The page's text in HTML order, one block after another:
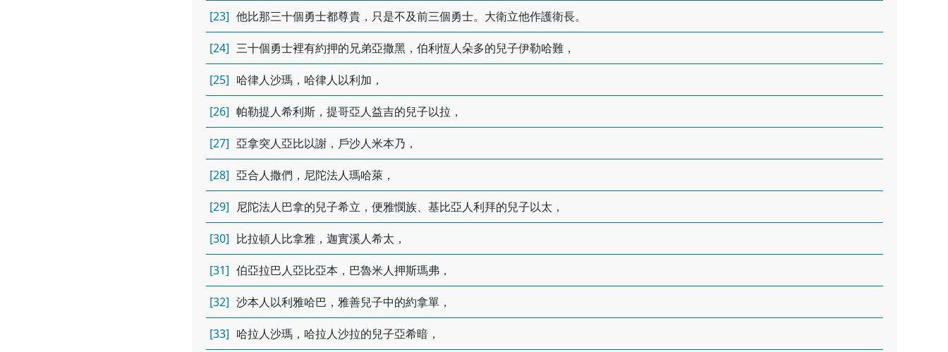
[23] 他比那三十個勇士都尊貴，只是不及前三個勇士。大衛立他作護衛長。
[24] 三十個勇士裡有約押的兄弟亞撒黑，伯利恆人朵多的兒子伊勒哈難，
[25] 哈律人沙瑪，哈律人以利加，
[26] 帕勒提人希利斯，提哥亞人益吉的兒子以拉，
[27] 亞拿突人亞比以謝，戶沙人米本乃，
[28] 亞合人撒們，尼陀法人瑪哈萊，
[29] 尼陀法人巴拿的兒子希立，便雅憫族、基比亞人利拜的兒子以太，
[30] 比拉頓人比拿雅，迦實溪人希太，
[31] 伯亞拉巴人亞比亞本，巴魯米人押斯瑪弗，
[32] 沙本人以利雅哈巴，雅善兒子中的約拿單，
[33] 哈拉人沙瑪，哈拉人沙拉的兒子亞希暗，